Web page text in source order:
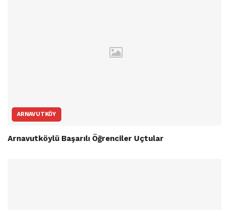
ARNAVUTKÖY
Arnavutköylü Başarılı Öğrenciler Uçtular